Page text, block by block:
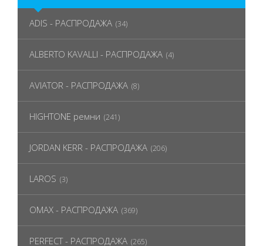
ADIS - РАСПРОДАЖА (34)
ALBERTO KAVALLI - РАСПРОДАЖА (4)
AVIATOR - РАСПРОДАЖА (8)
HIGHTONE ремни (241)
JORDAN KERR - РАСПРОДАЖА (206)
LAROS (3)
OMAX - РАСПРОДАЖА (369)
PERFECT - РАСПРОДАЖА (265)